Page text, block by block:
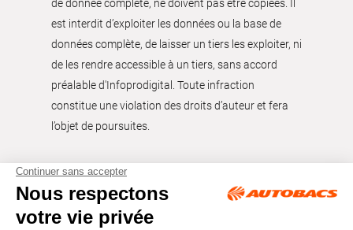
de donnée complète, ne doivent pas être copiées. Il
est interdit d’exploiter les données ou la base de
données complète, de laisser un tiers les exploiter, ni
de les rendre accessible à un tiers, sans accord
préalable d'Infoprodigital. Toute infraction
constitue une violation des droits d’auteur et fera
l’objet de poursuites.